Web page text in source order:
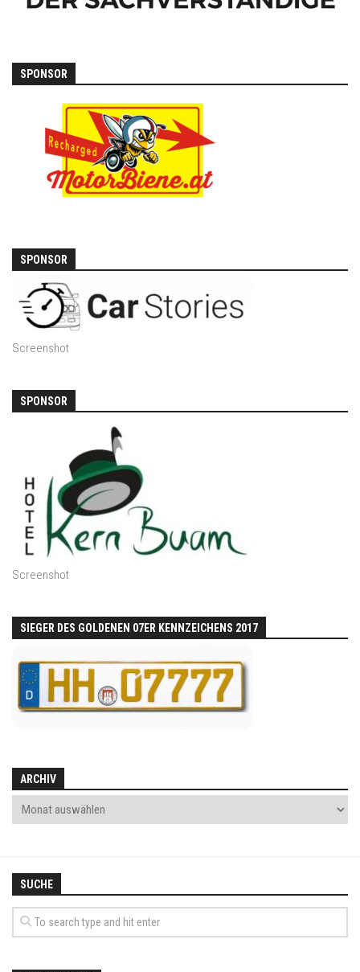
SPONSOR
SPONSOR
Screenshot
SPONSOR
Screenshot
SIEGER DES GOLDENEN 07ER KENNZEICHENS 2017
ARCHIV
SUCHE